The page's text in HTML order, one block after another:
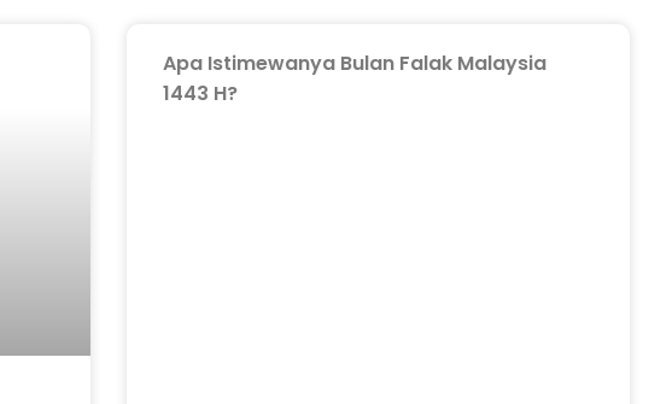
Apa Istimewanya Bulan Falak Malaysia
1443 H?